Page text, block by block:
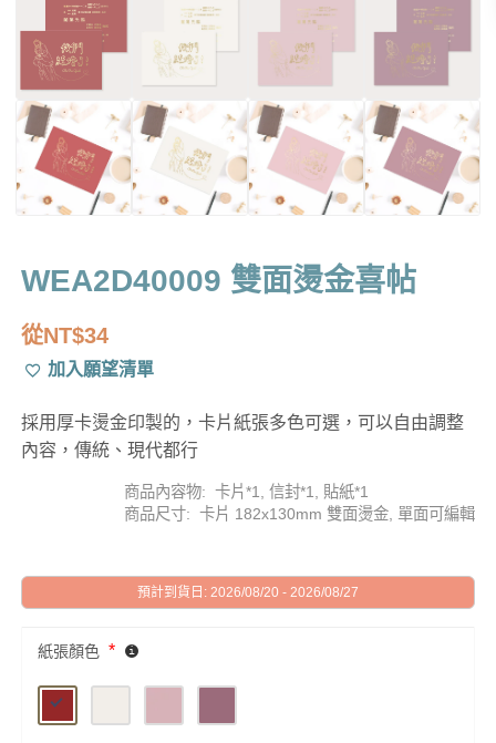
WEA2D40009 雙面燙金喜帖
從NT$34
加入願望清單
採用厚卡燙金印製的，卡片紙張多色可選，可以自由調整
內容，傳統、現代都行
商品內容物: 卡片*1, 信封*1, 貼紙*1
商品尺寸: 卡片 182x130mm 雙面燙金, 單面可編輯
預計到貨日: 2026/08/20 - 2026/08/27
紙張顏色 *